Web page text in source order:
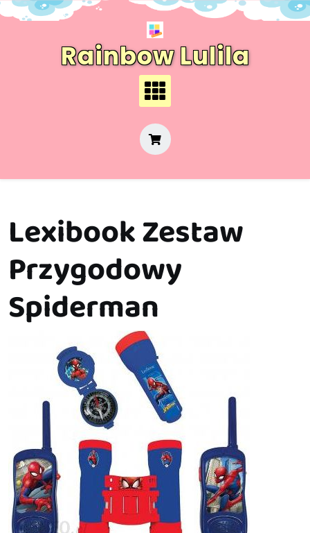
Skip
Rainbow Lulila
Lexibook Zestaw
Przygodowy
Spiderman